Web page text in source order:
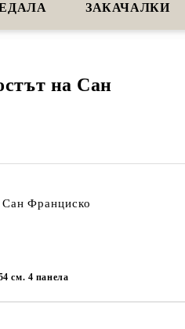
ЗАКАЧАЛКИ
на Сан
Франциско
см. 4 панела